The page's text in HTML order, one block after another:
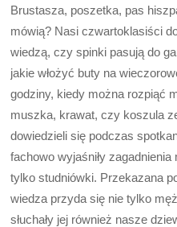
Brustasza, poszetka, pas
mówią? Nasi czwartoklasiści
wiedzą, czy spinki pasują do
jakie włożyć buty na
godziny, kiedy można rozpiąć
muszka, krawat, czy koszula
dowiedzieli się podczas
fachowo wyjaśniły
tylko studniówki. Przekazana
wiedza przyda się nie tylko
słuchały jej również nasze